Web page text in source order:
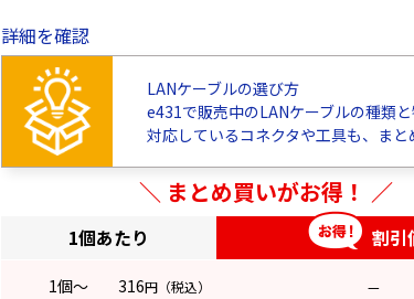
・FLUKEパッチコード試験済
・スリムタイプのコネクタを採用
・エイリアンクロストーク対策に最適なU/FTP
・ADSL,FTTH,CATV環境に対応
・規格 CAT.6A
・コネクタの爪折れ防止
詳細を確認
LANケーブルの選び方
e431で販売中のLANケーブルの種類
対応しているコネクタや工具も、まと
まとめ買いがお得！
1個あたり 割引
1個～ 316円 （税込） —